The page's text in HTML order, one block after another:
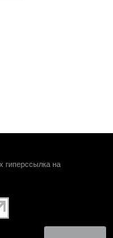
гиперссылка на